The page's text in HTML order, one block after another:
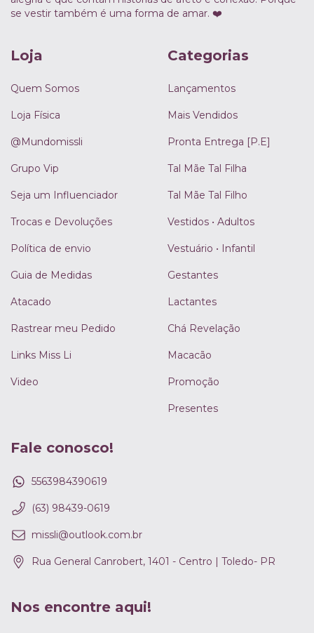
se vestir também é uma forma de amar. ❤️
Loja
Quem Somos
Loja Física
@Mundomissli
Grupo Vip
Seja um Influenciador
Trocas e Devoluções
Política de envio
Guia de Medidas
Atacado
Rastrear meu Pedido
Links Miss Li
Video
Categorias
Lançamentos
Mais Vendidos
Pronta Entrega [P.E]
Tal Mãe Tal Filha
Tal Mãe Tal Filho
Vestidos • Adultos
Vestuário • Infantil
Gestantes
Lactantes
Chá Revelação
Macacão
Promoção
Presentes
Fale conosco!
5563984390619
(63) 98439-0619
missli@outlook.com.br
Rua General Canrobert, 1401 - Centro | Toledo- PR
Nos encontre aqui!